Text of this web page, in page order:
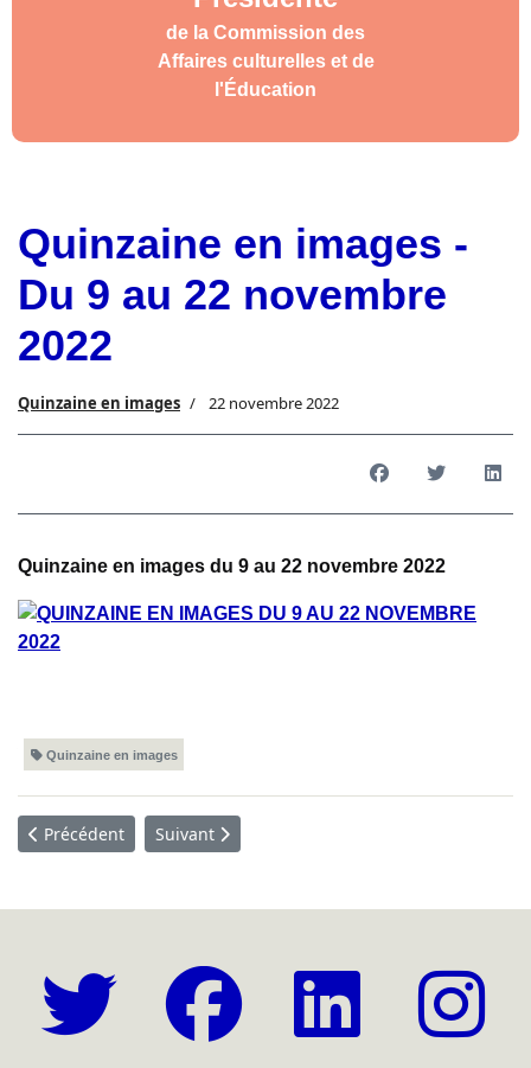
de la Commission des
Affaires culturelles et de
l'Éducation
Quinzaine en images -
Du 9 au 22 novembre
2022
Quinzaine en images 22 novembre 2022
Quinzaine en images du 9 au 22 novembre 2022
Quinzaine en images
Article précédent : Quinzaine en images - Du 23 novembre au
Précédent Article suivant : Quinzaine en images - Du 26
Suivant